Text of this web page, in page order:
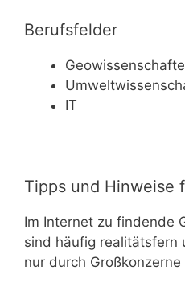
Berufsfelder
IT
Tipps und Hinweise
Im Internet zu findende
sind häufig realitätsfern
nur durch